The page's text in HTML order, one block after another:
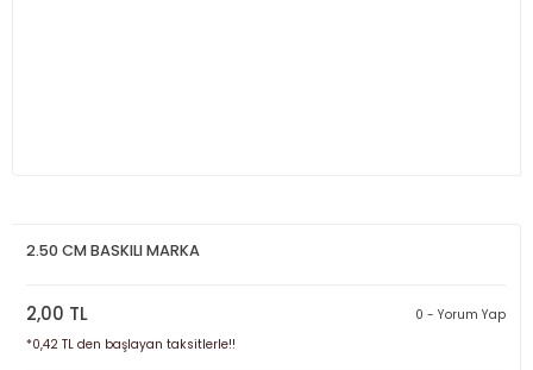
2.50 CM BASKILI MARKA
2,00 TL
0 - Yorum Yap
*0,42 TL den başlayan taksitlerle!!